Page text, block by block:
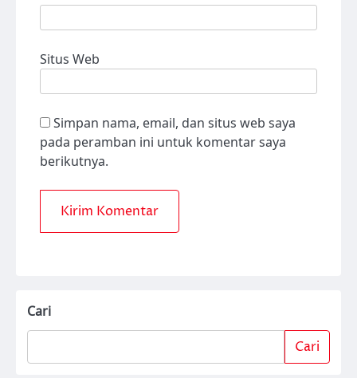
Situs Web
Simpan nama, email, dan situs web saya
pada peramban ini untuk komentar saya
berikutnya.
Cari
Cari